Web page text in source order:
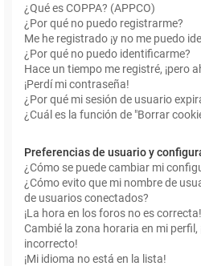
¿Qué es COPPA? (APPCO)
¿Por qué no puedo registrarme?
Me he registrado ¡y no me puedo
¿Por qué no puedo identificarme?
Hace un tiempo me registré, ¡pero
¡Perdí mi contraseña!
¿Por qué mi sesión de usuario
¿Cuál es la función de "Borrar
Preferencias de usuario y
¿Cómo se puede cambiar mi
¿Cómo evito que mi nombre de
de usuarios conectados?
¡La hora en los foros no es correcta!
Cambié la zona horaria en mi perfil,
incorrecto!
¡Mi idioma no está en la lista!